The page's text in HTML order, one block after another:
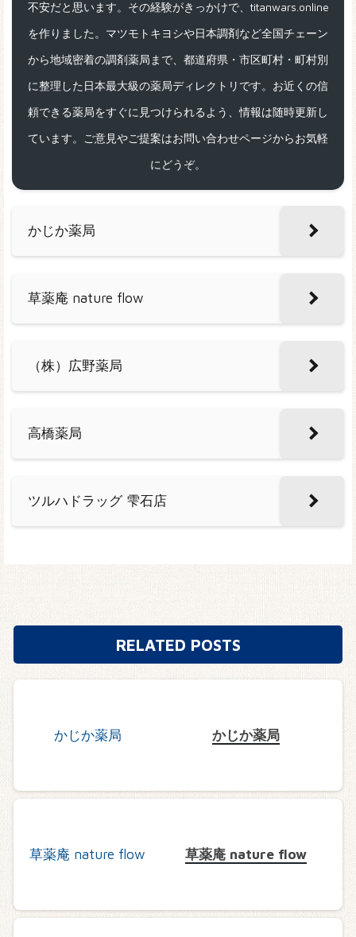
不安だと思います。その経験がきっかけで、titanwars.online
を作りました。マツモトキヨシや日本調剤など全国チェーン
から地域密着の調剤薬局まで、都道府県・市区町村・町村別
に整理した日本最大級の薬局ディレクトリです。お近くの信
頼できる薬局をすぐに見つけられるよう、情報は随時更新し
ています。ご意見やご提案はお問い合わせページからお気軽
にどうぞ。
かじか薬局
草薬庵 nature flow
（株）広野薬局
高橋薬局
ツルハドラッグ 雫石店
RELATED POSTS
かじか薬局
草薬庵 nature flow